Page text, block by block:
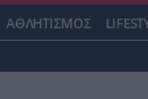
ΑΘΛΗΤΙΣΜΟΣ